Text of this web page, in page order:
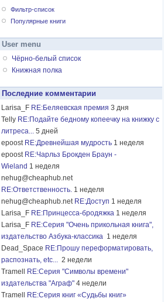
Фильтр-список
Популярные книги
User menu
Чёрно-белый список
Книжная полка
Последние комментарии
Larisa_F RE:Беляевская премия 3 дня
Telly RE:Подайте бедному копеечку на книжку с
литреса... 5 дней
epoost RE:Древнейшая мудрость 1 неделя
epoost RE:Чарльз Брокден Браун -
Wieland 1 неделя
nehug@cheaphub.net
RE:Ответственность. 1 неделя
nehug@cheaphub.net RE:Доступ 1 неделя
Larisa_F RE:Принцесса-бродяжка 1 неделя
Larisa_F RE:Серия "Очень прикольная книга",
издательство Азбука-классика 1 неделя
Dead_Space RE:Прошу переформатировать,
распознать, etc... 2 недели
Tramell
RE:Серия "Символы времени"
издательства "Аграф" 4 недели
Tramell
RE:Серия книг «Судьбы книг»